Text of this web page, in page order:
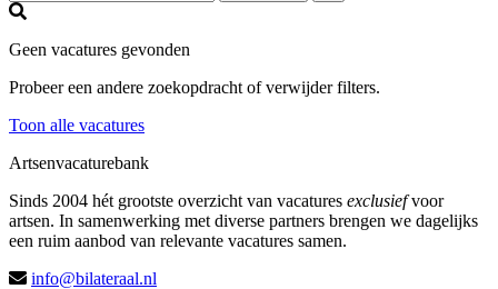
Geen vacatures gevonden
Probeer een andere zoekopdracht of verwijder filters.
Toon alle vacatures
Artsenvacaturebank
Sinds 2004 hét grootste overzicht van vacatures exclusiefvoor
artsen. In samenwerking met diverse partners brengen we dagelijks
een ruim aanbod van relevante vacatures samen.
info@bilateraal.nl